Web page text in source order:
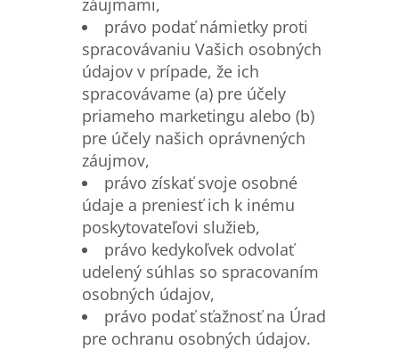
záujmami,
právo podať námietky proti
spracovávaniu Vašich osobných
údajov v prípade, že ich
spracovávame (a) pre účely
priameho marketingu alebo (b)
pre účely našich oprávnených
záujmov,
právo získať svoje osobné
údaje a preniesť ich k inému
poskytovateľovi služieb,
právo kedykoľvek odvolať
udelený súhlas so spracovaním
osobných údajov,
právo podať sťažnosť na Úrad
pre ochranu osobných údajov.